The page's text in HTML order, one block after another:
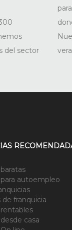
del sector
para autoempleo
de franquicia
rentables
casa